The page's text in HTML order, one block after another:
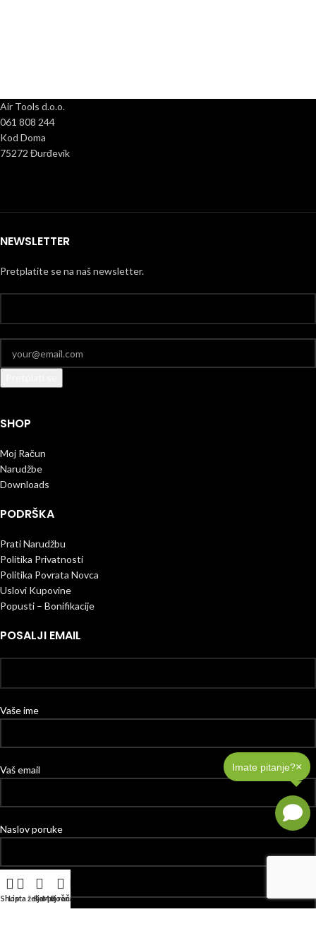
Air Tools d.o.o.
061 808 244
Kod Doma
75272 Đurđevik
NEWSLETTER
Pretplatite se na naš newsletter.
SHOP
Moj Račun
Narudžbe
Downloads
PODRŠKA
Prati Narudžbu
Politika Privatnosti
Politika Povrata Novca
Uslovi Kupovine
Popusti – Bonifikacije
POSALJI EMAIL
Vaše ime
Vaš email
Naslov poruke
Vaša poruka
Shop
Lista željaKorpa
Moj račun
Bočna Traka
Imate pitanje?×